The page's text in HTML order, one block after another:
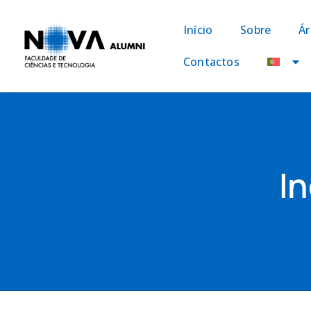
Início Sobre
Contactos